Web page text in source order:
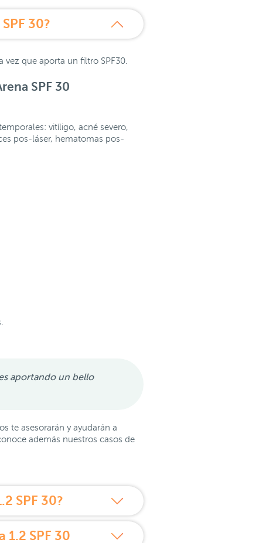
30?
que aporta un filtro SPF30.
SPF 30
vitíligo, acné severo,
pos-láser, hematomas pos-
aportando un bello
te asesorarán y ayudarán a
además nuestros casos de
SPF 30?
1.2 SPF 30